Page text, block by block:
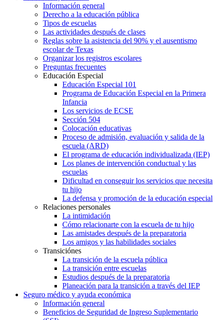
Información general
Derecho a la educación pública
Tipos de escuelas
Las actividades después de clases
Reglas sobre la asistencia del 90% y el ausentismo
escolar de Texas
Organizar los registros escolares
Preguntas frecuentes
Educación Especial
Educación Especial 101
Programa de Educación Especial en la Primera
Infancia
Los servicios de ECSE
Sección 504
Colocación educativas
Proceso de admisión, evaluación y salida de la
escuela (ARD)
El programa de educación individualizada (IEP)
Los planes de intervención conductual y las
escuelas
Dificultad en conseguir los servicios que necesita
tu hijo
La defensa y promoción de la educación especial
Relaciones personales
La intimidación
Cómo relacionarte con la escuela de tu hijo
Las amistades después de la preparatoria
Los amigos y las habilidades sociales
Transiciónes
La transición de la escuela pública
La transición entre escuelas
Estudios después de la preparatoria
Planeación para la transición a través del IEP
Seguro médico y ayuda económica
Información general
Beneficios de Seguridad de Ingreso Suplementario